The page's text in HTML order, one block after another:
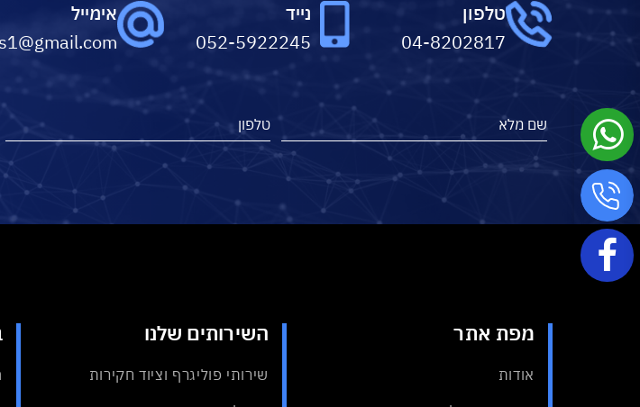
טלפון
04-8202817
נייד
052-5922245
אימייל
מפת אתר
אודות
השירותים שלנו
שירותי פוליגרף וציוד חקירות